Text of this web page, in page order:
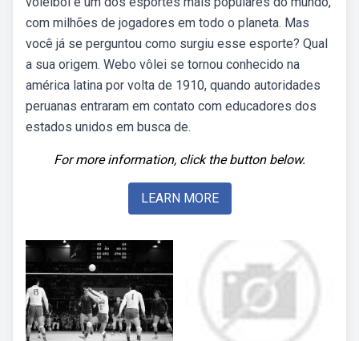
com milhões de jogadores em todo o planeta. Mas
você já se perguntou como surgiu esse esporte? Qual
a sua origem. Webo vôlei se tornou conhecido na
américa latina por volta de 1910, quando autoridades
peruanas entraram em contato com educadores dos
estados unidos em busca de.
For more information, click the button below.
LEARN MORE